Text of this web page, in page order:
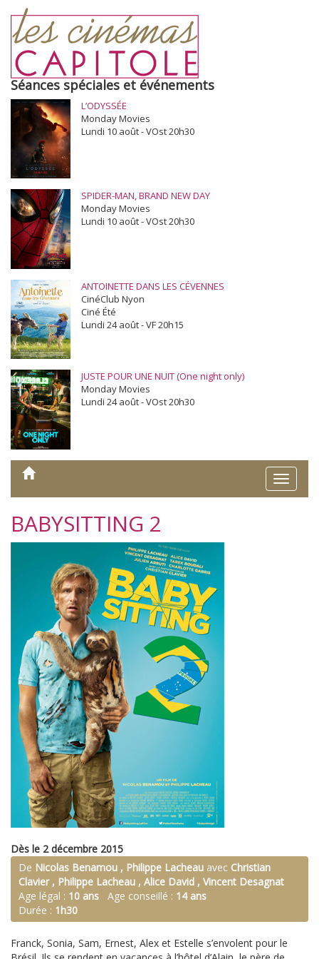
Séances spéciales et événements
L’ODYSSÉE
Monday Movies
Lundi 10 août - VOst 20h30
SPIDER-MAN, BRAND NEW DAY
Monday Movies
Lundi 10 août - VOst 20h30
ANTOINETTE DANS LES CÉVENNES
CinéClub Nyon
Ciné Été
Lundi 24 août - VF 20h15
JUSTE POUR UNE NUIT (One night only)
Monday Movies
Lundi 24 août - VOst 20h30
Toggle
BABYSITTING 2
Dès le 2 décembre 2015
De Nicolas Benamou , Philippe Lacheau avec Christian
Clavier , Philippe Lacheau , Alice David , Vincent Desagnat
Age légal : 10 ans Age conseillé : 14 ans
Durée : 1h30
Franck, Sonia, Sam, Ernest, Alex et Estelle s’envolent pour le